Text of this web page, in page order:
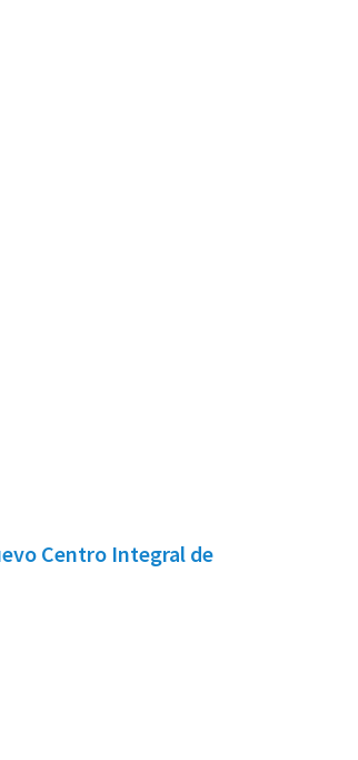
Centro Integral de